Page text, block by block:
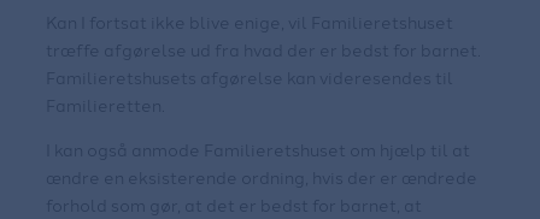
Kan I fortsat ikke blive enige, vil Familieretshuset
træffe afgørelse ud fra hvad der er bedst for barnet.
Familieretshusets afgørelse kan videresendes til
Familieretten.
I kan også anmode Familieretshuset om hjælp til at
ændre en eksisterende ordning, hvis der er ændrede
forhold som gør, at det er bedst for barnet, at